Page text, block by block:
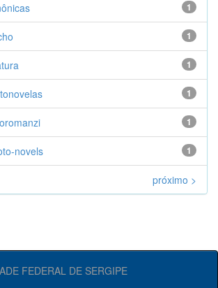
1
1
1
1
1
1
novels
próximo >
FEDERAL DE SERGIPE